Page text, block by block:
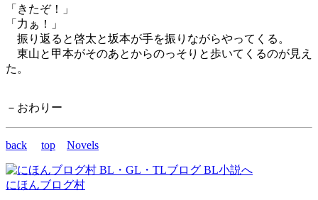
「きたぞ！」
「力ぁ！」
振り返ると啓太と坂本が手を振りながらやってくる。
東山と甲本がそのあとからのっそりと歩いてくるのが見え
た。
－おわりー
back top Novels
にほんブログ村